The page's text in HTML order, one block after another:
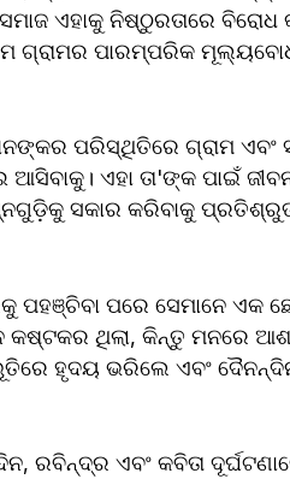
ଏହାକୁ ନିଷ୍ଠୁରତାରେ
ଗ୍ରାମର ପାରମ୍ପରିକ
ପରିସ୍ଥିତିରେ ଗ୍ରାମ
ଆସିବାକୁ। ଏହା ତା'ଙ୍କ ପାଇଁ
ସକାର କରିବାକୁ
ପହଞ୍ଚିବା ପରେ ସେମାନେ ଏକ
କଷ୍ଟକର ଥିଲା, କିନ୍ତୁ ମନରେ
ହୃଦୟ ଭରିଲେ ଏବଂ
ରବିନ୍ଦ୍ର ଏବଂ କବିତା